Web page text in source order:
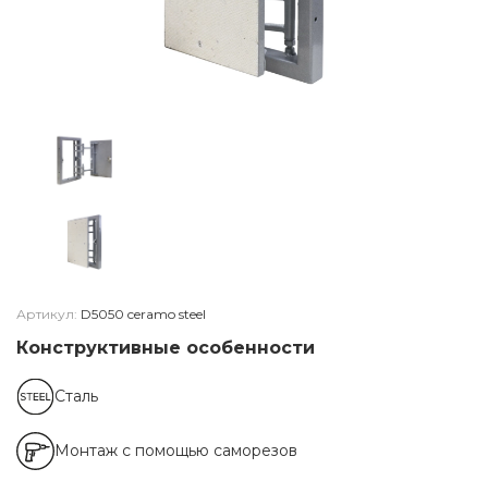
Артикул: D5050 ceramo steel
Конструктивные особенности
Сталь
Монтаж с помощью саморезов